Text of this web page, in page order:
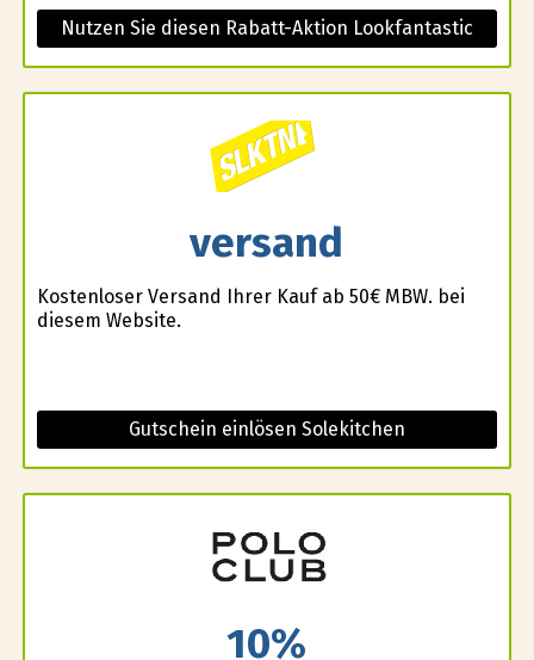
Nutzen Sie diesen Rabatt-Aktion Lookfantastic
versand
Kostenloser Versand Ihrer Kauf ab 50€ MBW. bei
diesem Website.
Gutschein einlösen Solekitchen
10%